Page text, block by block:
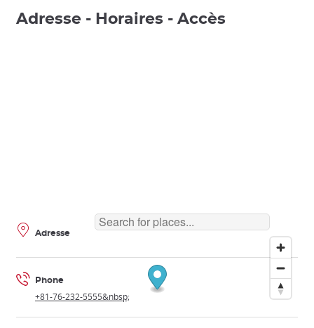
Adresse - Horaires - Accès
Adresse
Phone
+81-76-232-5555&nbsp;